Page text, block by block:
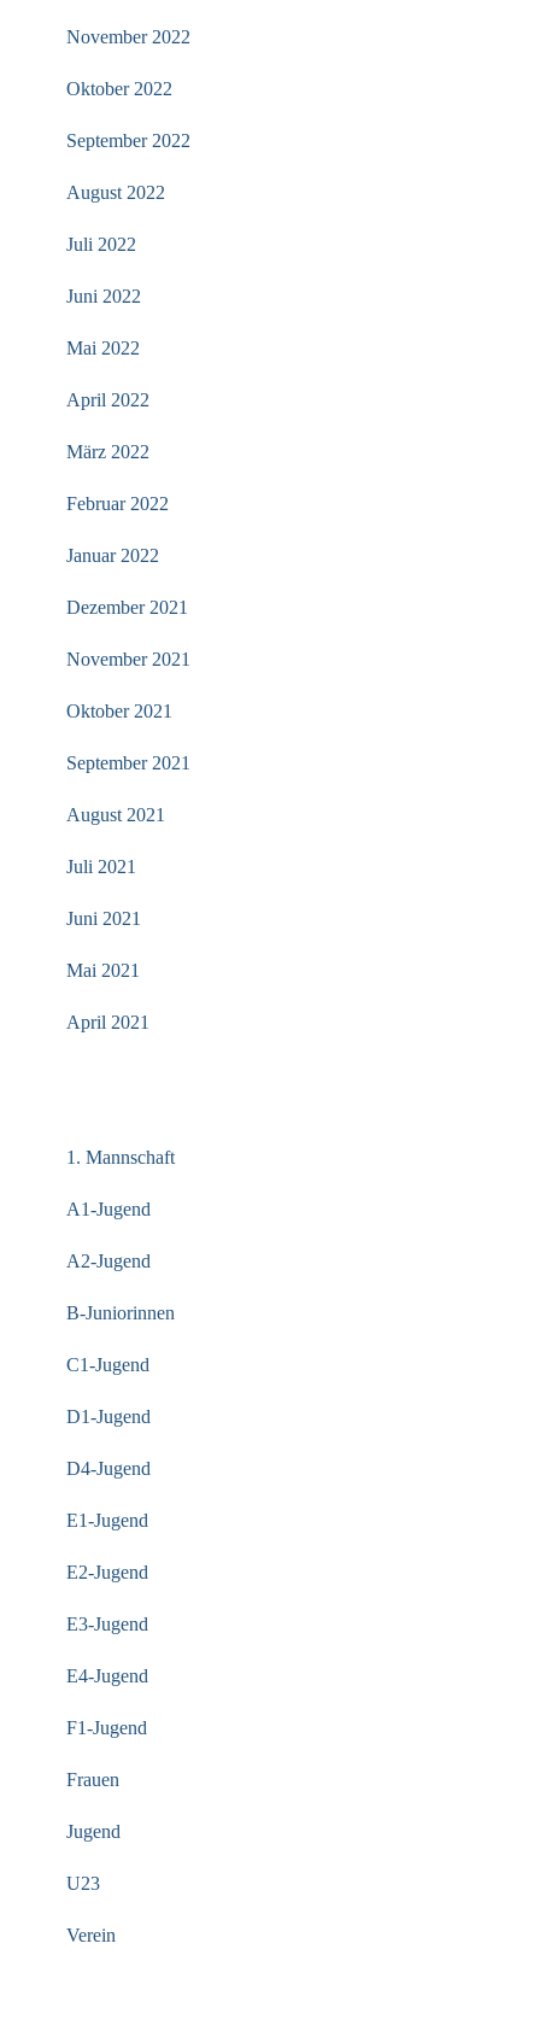
November 2022
Oktober 2022
September 2022
August 2022
Juli 2022
Juni 2022
Mai 2022
April 2022
März 2022
Februar 2022
Januar 2022
Dezember 2021
November 2021
Oktober 2021
September 2021
August 2021
Juli 2021
Juni 2021
Mai 2021
April 2021
1. Mannschaft
A1-Jugend
A2-Jugend
B-Juniorinnen
C1-Jugend
D1-Jugend
D4-Jugend
E1-Jugend
E2-Jugend
E3-Jugend
E4-Jugend
F1-Jugend
Frauen
Jugend
U23
Verein